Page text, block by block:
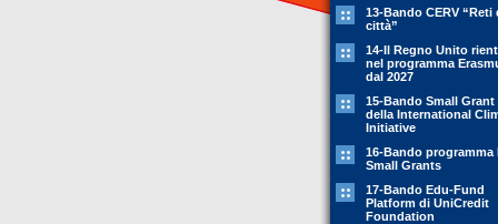
13-Bando CERV “Reti
città”
14-Il Regno Unito
nel programma
dal 2027
15-Bando Small Grant
della International
Initiative
16-Bando programma
Small Grants
17-Bando Edu-Fund
Platform di UniCredit
Foundation